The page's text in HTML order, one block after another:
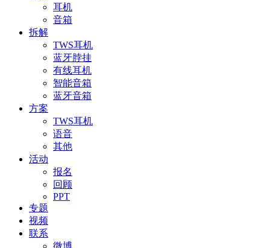
耳机
音箱
拆解
TWS耳机
蓝牙脖挂
有线耳机
智能音箱
蓝牙音箱
方案
TWS耳机
语音
其他
活动
报名
回顾
PPT
专题
视频
联系
微博